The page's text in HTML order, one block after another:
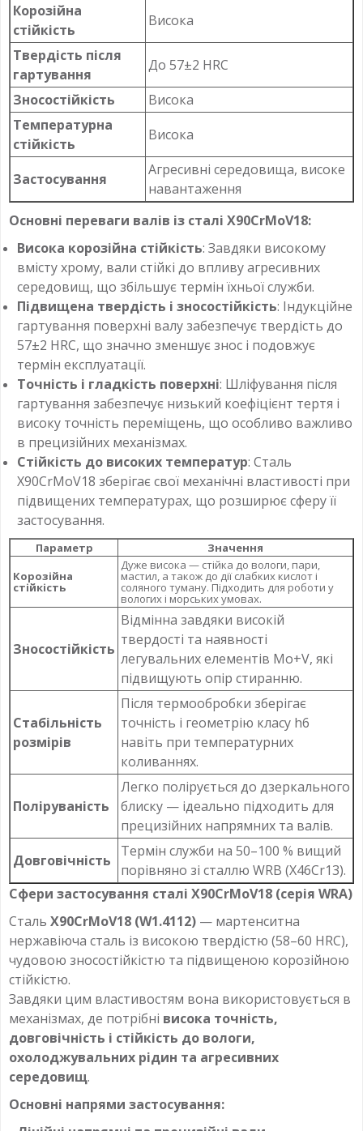
Корозійна
стійкість
Висока
Твердість після
гартування
До 57±2 HRC
Зносостійкість
Висока
Температурна
стійкість
Висока
Застосування
Агресивні середовища, високе
навантаження
Основні переваги валів із сталі X90CrMoV18:
Висока корозійна стійкість: Завдяки високому
вмісту хрому, вали стійкі до впливу агресивних
середовищ, що збільшує термін їхньої служби.
Підвищена твердість і зносостійкість: Індукційне
гартування поверхні валу забезпечує твердість до
57±2 HRC, що значно зменшує знос і подовжує
термін експлуатації.
Точність і гладкість поверхні: Шліфування після
гартування забезпечує низький коефіцієнт тертя і
високу точність переміщень, що особливо важливо
в прецизійних механізмах.
Стійкість до високих температур: Сталь
X90CrMoV18 зберігає свої механічні властивості при
підвищених температурах, що розширює сферу її
застосування.
Параметр
Значення
Корозійна
стійкість
Дуже висока — стійка до вологи, пари,
мастил, а також до дії слабких кислот і
соляного туману. Підходить для роботи у
вологих і морських умовах.
Зносостійкість
Відмінна завдяки високій
твердості та наявності
легувальних елементів Mo+V, які
підвищують опір стиранню.
Стабільність
розмірів
Після термообробки зберігає
точність і геометрію класу h6
навіть при температурних
коливаннях.
Поліруваність
Легко полірується до дзеркального
блиску — ідеально підходить для
прецизійних напрямних та валів.
Довговічність
Термін служби на 50–100 % вищий
порівняно зі сталлю WRB (X46Cr13).
Сфери застосування сталі X90CrMoV18 (серія WRA)
Сталь X90CrMoV18 (W1.4112) — мартенситна
нержавіюча сталь із високою твердістю (58–60 HRC),
чудовою зносостійкістю та підвищеною корозійною
стійкістю.
Завдяки цим властивостям вона використовується в
механізмах, де потрібні висока точність,
довговічність і стійкість до вологи,
охолоджувальних рідин та агресивних
середовищ.
Основні напрями застосування: